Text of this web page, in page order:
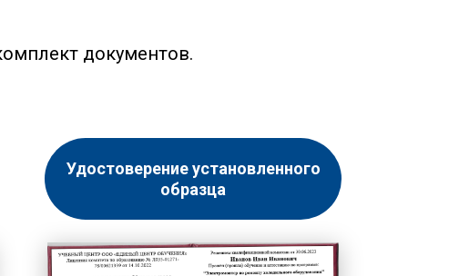
документов.
Удостоверение установленного
образца